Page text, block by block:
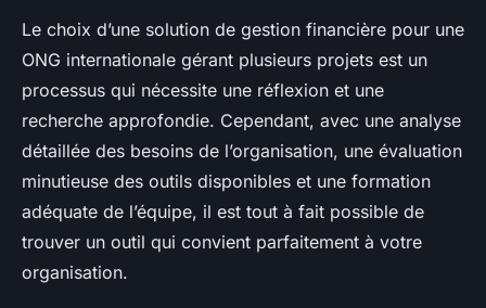
Le choix d’une solution de gestion financière pour une
ONG internationale gérant plusieurs projets est un
processus qui nécessite une réflexion et une
recherche approfondie. Cependant, avec une analyse
détaillée des besoins de l’organisation, une évaluation
minutieuse des outils disponibles et une formation
adéquate de l’équipe, il est tout à fait possible de
trouver un outil qui convient parfaitement à votre
organisation.